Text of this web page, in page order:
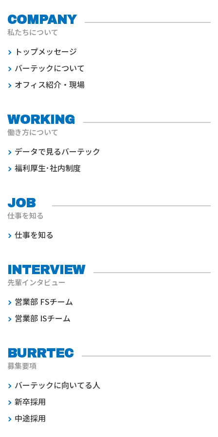
COMPANY
私たちについて
トップメッセージ
バーテックについて
オフィス紹介・現場
WORKING
働き方について
データで見るバーテック
福利厚生･社内制度
JOB
仕事を知る
仕事を知る
INTERVIEW
先輩インタビュー
営業部 FSチーム
営業部 ISチーム
BURRTEC
募集要項
バーテックに向いてる人
新卒採用
中途採用